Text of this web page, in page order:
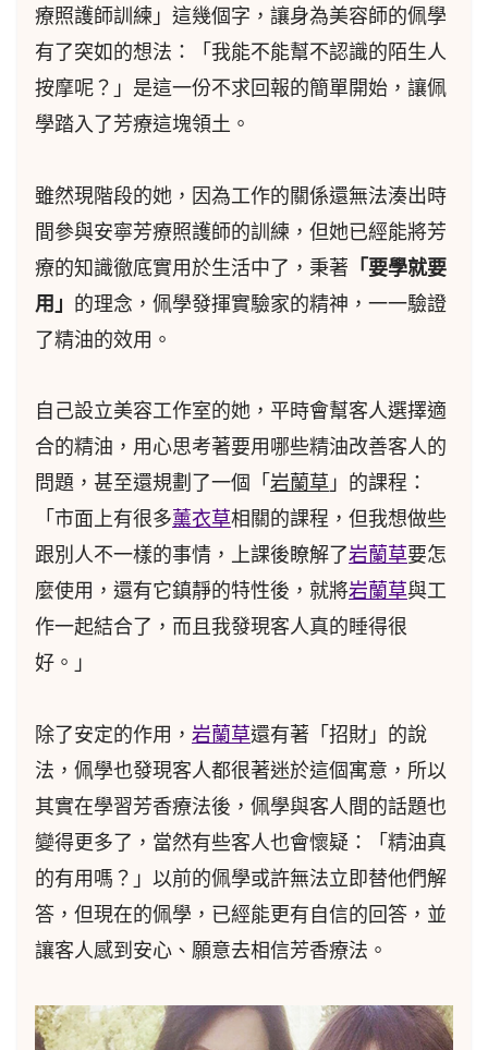
療照護師訓練」這幾個字，讓身為美容師的佩學
有了突如的想法：「我能不能幫不認識的陌生人
按摩呢？」是這一份不求回報的簡單開始，讓佩
學踏入了芳療這塊領土。
雖然現階段的她，因為工作的關係還無法湊出時
間參與安寧芳療照護師的訓練，但她已經能將芳
療的知識徹底實用於生活中了，秉著 「要學就要
用」 的理念，佩學發揮實驗家的精神，一一驗證
了精油的效用。
自己設立美容工作室的她，平時會幫客人選擇適
合的精油，用心思考著要用哪些精油改善客人的
問題，甚至還規劃了一個「 岩蘭草 」的課程：
「市面上有很多薰衣草相關的課程，但我想做些
跟別人不一樣的事情，上課後瞭解了岩蘭草要怎
麼使用，還有它鎮靜的特性後，就將岩蘭草與工
作一起結合了，而且我發現客人真的睡得很
好。」
除了安定的作用， 岩蘭草還有著「招財」的說
法，佩學也發現客人都很著迷於這個寓意，所以
其實在學習芳香療法後，佩學與客人間的話題也
變得更多了，當然有些客人也會懷疑：「精油真
的有用嗎？」以前的佩學或許無法立即替他們解
答，但現在的佩學，已經能更有自信的回答，並
讓客人感到安心、願意去相信芳香療法。